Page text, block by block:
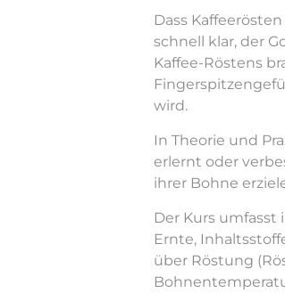
Dass
schnell klar, der
Kaffee-Röstens
wird.
In Theorie und
erlernt oder
ihrer Bohne
Der Kurs umfasst
Ernte,
über Röstung